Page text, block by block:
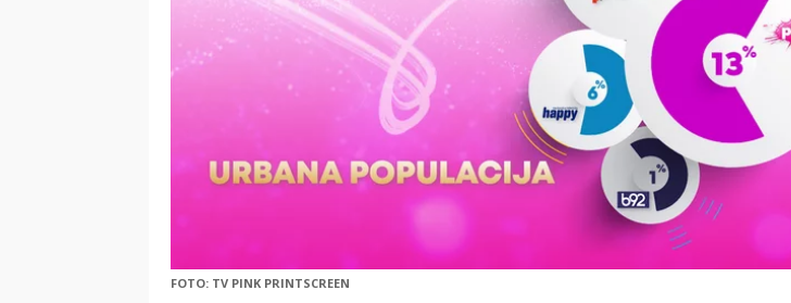
FOTO: TV PINK PRINTSCREEN